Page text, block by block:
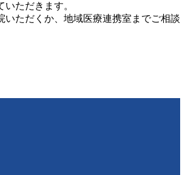
ただきます。
いただくか、地域医療連携室までご相談